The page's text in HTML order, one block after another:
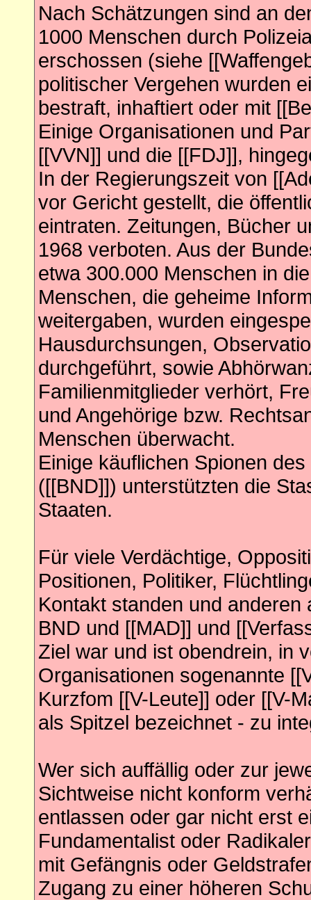
Nach Schätzungen sind an
1000 Menschen durch
erschossen (siehe
politischer Vergehen wurden
bestraft, inhaftiert oder mit
Einige Organisationen und
[[VVN]] und die [[FDJ]],
In der Regierungszeit von
vor Gericht gestellt, die
eintraten. Zeitungen, Bücher
1968 verboten. Aus der
etwa 300.000 Menschen in
Menschen, die geheime
weitergaben, wurden
Hausdurchsungen,
durchgeführt, sowie
Familienmitglieder verhört,
und Angehörige bzw.
Menschen überwacht.
Einige käuflichen Spionen
([[BND]]) unterstützten die
Staaten.
Für viele Verdächtige,
Positionen, Politiker,
Kontakt standen und
BND und [[MAD]] und
Ziel war und ist obendrein, in
Organisationen sogenannte
Kurzfom [[V-Leute]] oder [[V-
als Spitzel bezeichnet - zu
Wer sich auffällig oder zur
Sichtweise nicht konform
entlassen oder gar nicht erst
Fundamentalist oder
mit Gefängnis oder
Zugang zu einer höheren